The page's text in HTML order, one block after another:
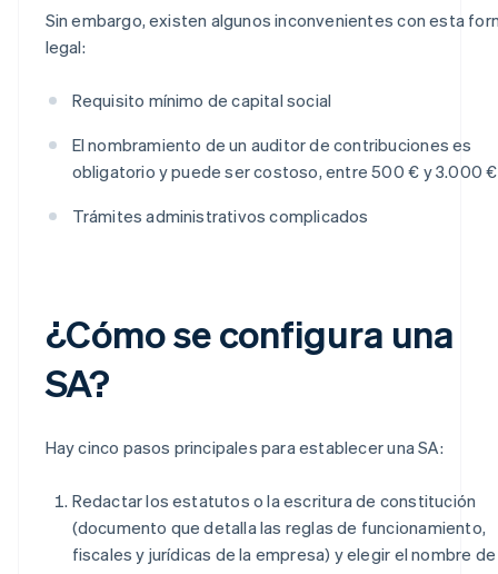
Sin embargo, existen algunos inconvenientes con esta
legal:
Requisito mínimo de capital social
El nombramiento de un auditor de contribuciones es
obligatorio y puede ser costoso, entre 500 € y 3.000 €
Trámites administrativos complicados
¿Cómo se configura una
SA?
Hay cinco pasos principales para establecer una SA:
Redactar los estatutos o la escritura de constitución
(documento que detalla las reglas de funcionamiento,
fiscales y jurídicas de la empresa) y elegir el nombre de